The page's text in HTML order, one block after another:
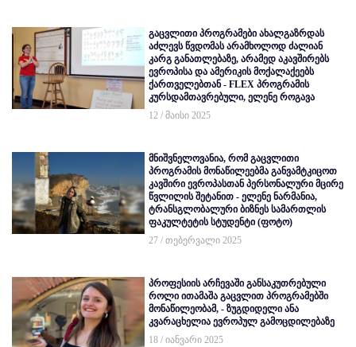
გაცვლითი პროგრამები ახალგაზრდას
აძლევს წვდომას არამხოლოდ ძალიან
კარგ განათლებაზე, არამედ აკავშირებს
ევროპისა და ამერიკის მოქალაქეებს
ქართველებთან - FLEX პროგრამის
კურსდამთავრებული, ელენე როგავა
12 / მაისი 2025
მნიშვნელოვანია, რომ გაცვლითი
პროგრამის მონაწილეებმა განვამტკიცოთ
კავშირი ევროპასთან პერსონალური მცირე
წვლილის შეტანით - ელენე ნარმანია,
ტრანსგლობალური ბიზნეს სამართლის
ფაკულტეტის სტუდენტი (ფოტო)
27 / თებერვალი 2025
პროფესიის არჩევაში განსაკუთრებული
როლი ითამაშა გაცვლით პროგრამებში
მონაწილეობამ, - ზუგდიდელი ანა
კვარაცხელია ევროპულ გამოცდილებაზე
18 / იანვარი 2025